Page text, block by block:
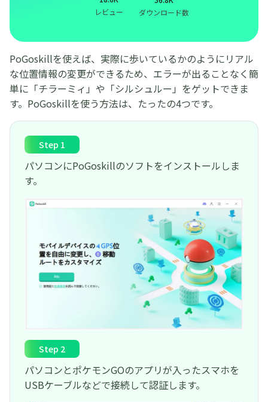
レビュー
ダウンロード数
PoGoskillを使えば、実際に歩いているかのようにリアル
な位置情報の変更ができるため、エラーが出ることなく簡
単に「チラーミィ」や「シルシュルー」をゲットできま
す。PoGoskillを使う方法は、たったの4つです。
Step 1
パソコンにPoGoskillのソフトをインストールしま
す。
Step 2
パソコンとポケモンGOのアプリが入ったスマホを
USBケーブルなどで接続して認証します。